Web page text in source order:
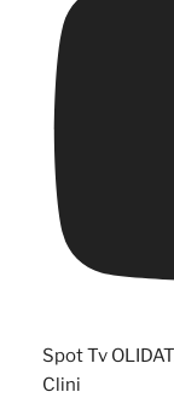
Spot Tv
Clini